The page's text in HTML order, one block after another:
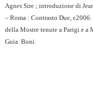
Agnes Sire ; introduzione di
– Roma : Contrasto Due,
della Mostre tenute a Parigi e a
Guia Boni.